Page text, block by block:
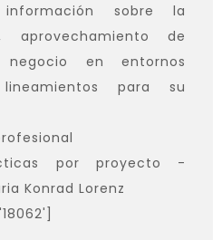
sobre la
aprovechamiento de
negocio en entornos
para su
por proyecto -
Konrad Lorenz